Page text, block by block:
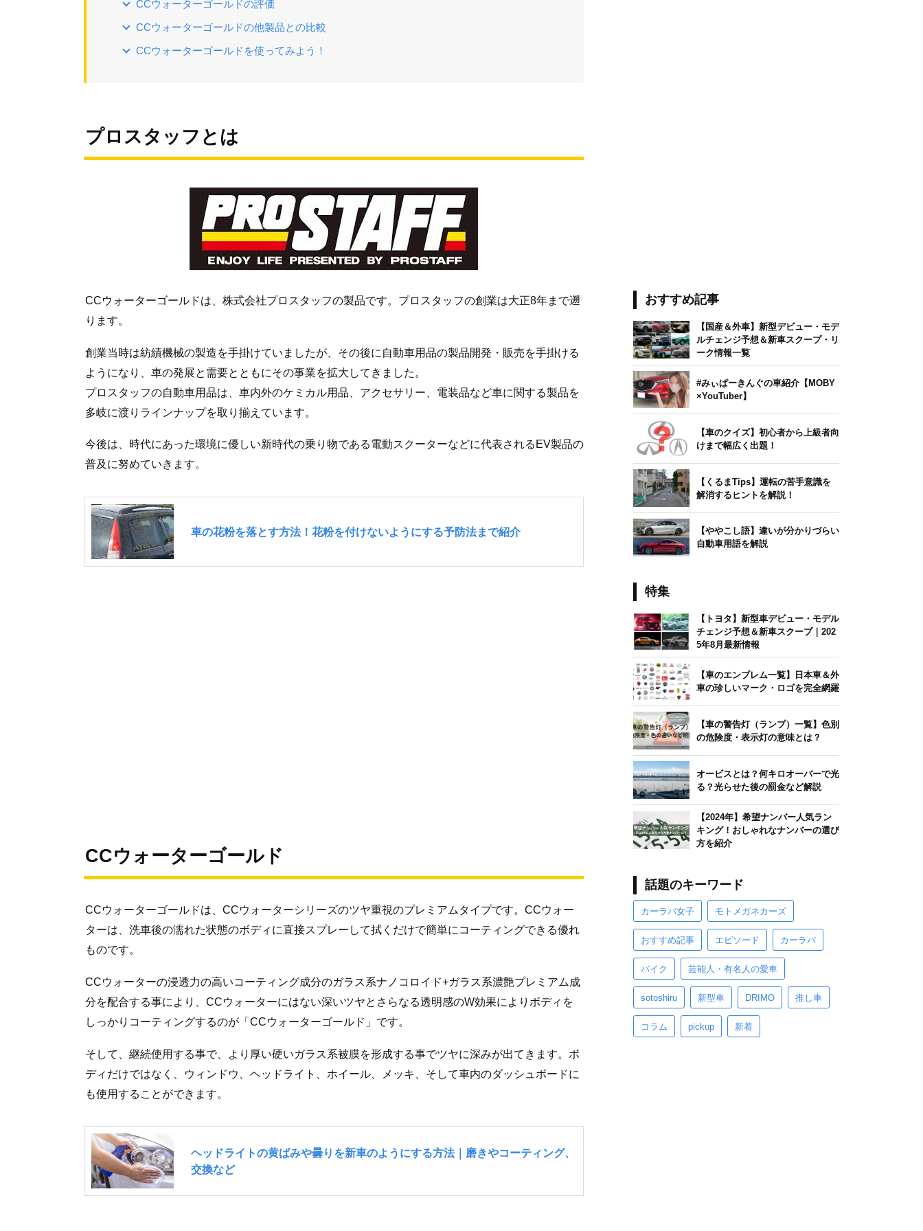
CCウォーターゴールドの評価
CCウォーターゴールドの他製品との比較
CCウォーターゴールドを使ってみよう！
プロスタッフとは
CCウォーターゴールドは、株式会社プロスタッフの製品です。プロスタッフの創業は大正8年まで遡
ります。
創業当時は紡績機械の製造を手掛けていましたが、その後に自動車用品の製品開発・販売を手掛ける
ようになり、車の発展と需要とともにその事業を拡大してきました。
プロスタッフの自動車用品は、車内外のケミカル用品、アクセサリー、電装品など車に関する製品を
多岐に渡りラインナップを取り揃えています。
今後は、時代にあった環境に優しい新時代の乗り物である電動スクーターなどに代表されるEV製品の
普及に努めていきます。
CCウォーターゴールド
CCウォーターゴールドは、CCウォーターシリーズのツヤ重視のプレミアムタイプです。CCウォー
ターは、洗車後の濡れた状態のボディに直接スプレーして拭くだけで簡単にコーティングできる優れ
ものです。
CCウォーターの浸透力の高いコーティング成分のガラス系ナノコロイド+ガラス系濃艶プレミアム成
分を配合する事により、CCウォーターにはない深いツヤとさらなる透明感のW効果によりボディを
しっかりコーティングするのが「CCウォーターゴールド」です。
そして、継続使用する事で、より厚い硬いガラス系被膜を形成する事でツヤに深みが出てきます。ボ
ディだけではなく、ウィンドウ、ヘッドライト、ホイール、メッキ、そして車内のダッシュボードに
も使用することができます。
おすすめ記事
【国産＆外車】新型デビュー・モデ
ルチェンジ予想＆新車スクープ・リ
ーク情報一覧
#みぃぱーきんぐの車紹介【MOBY
×YouTuber】
【車のクイズ】初心者から上級者向
けまで幅広く出題！
【くるまTips】運転の苦手意識を
解消するヒントを解説！
【ややこし語】違いが分かりづらい
自動車用語を解説
特集
【トヨタ】新型車デビュー・モデル
チェンジ予想＆新車スクープ｜202
5年8月最新情報
【車のエンブレム一覧】日本車＆外
車の珍しいマーク・ロゴを完全網羅
【車の警告灯（ランプ）一覧】色別
の危険度・表示灯の意味とは？
オービスとは？何キロオーバーで光
る？光らせた後の罰金など解説
【2024年】希望ナンバー人気ラン
キング！おしゃれなナンバーの選び
方を紹介
話題のキーワード
カーラバ女子 モトメガネカーズ
おすすめ記事 エピソード カーラバ
バイク 芸能人・有名人の愛車
sotoshiru 新型車 DRIMO 推し車
コラム pickup 新着